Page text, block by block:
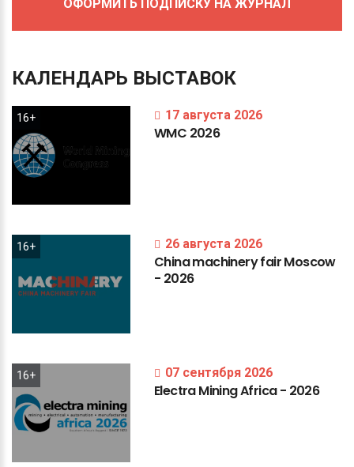
ОФОРМИТЬ ПОДПИСКУ НА ЖУРНАЛ
КАЛЕНДАРЬ ВЫСТАВОК
16+ 17 августа 2026
WMC 2026
16+ 26 августа 2026
ChinamachineryfairMoscow
- 2026
16+ 07 сентября 2026
ElectraMiningAfrica- 2026